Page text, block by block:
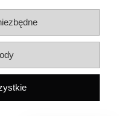
strony
Warszawa, Tel:+48